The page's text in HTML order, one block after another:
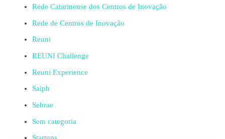
Rede Catarinense dos Centros de Inovação
Rede de Centros de Inovação
Reuni
REUNI Challenge
Reuni Experience
Saiph
Sebrae
Sem categoria